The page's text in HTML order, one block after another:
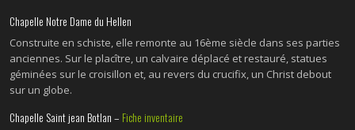
Chapelle Notre Dame du Hellen
Construite en schiste, elle remonte au 16ème siècle dans ses parties
anciennes. Sur le placître, un calvaire déplacé et restauré, statues
géminées sur le croisillon et, au revers du crucifix, un Christ debout
sur un globe.
Chapelle Saint jean Botlan – Fiche inventaire